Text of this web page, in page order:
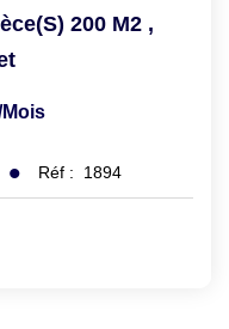
200 M2 ,
mois
Réf : 1894